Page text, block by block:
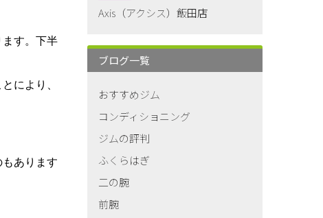
す。下半
により、
あります
Axis（アクシス）飯田店
ブログ一覧
おすすめジム
コンディショニング
ジムの評判
ふくらはぎ
二の腕
前腕